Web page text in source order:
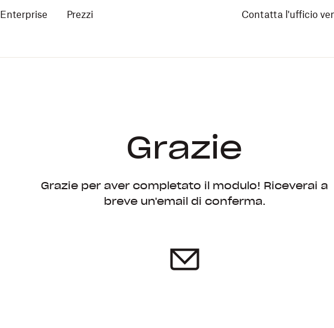
Enterprise Prezzi Contatta l'ufficio
Grazie
Grazie per aver completato il modulo! Riceverai a
breve un'email di conferma.